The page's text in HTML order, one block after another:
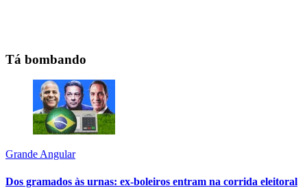
Tá bombando
Grande Angular
Dos gramados às urnas: ex-boleiros entram na corrida eleitoral